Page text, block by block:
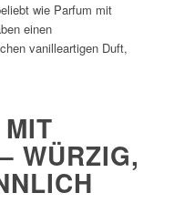
wie Parfum mit
einen
vanilleartigen Duft,
WÜRZIG,